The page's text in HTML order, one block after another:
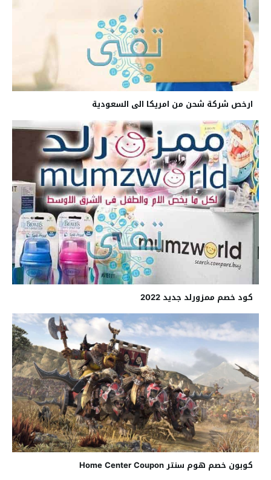
ارخص شركة شحن من امريكا الى السعودية
كود خصم ممزورلد جديد 2022
كوبون خصم هوم سنتر Home Center Coupon